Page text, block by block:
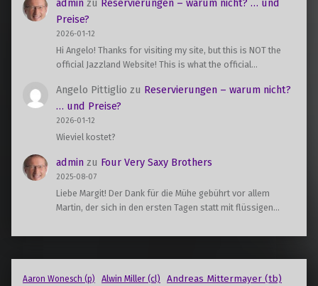
admin zu Reservierungen – warum nicht? … und
Preise?
2026-01-12
Hi Angelo! Thanks for visiting my site, but this is NOT the
official Jazzland Website! This is what the official…
Angelo Pittiglio zu Reservierungen – warum nicht?
… und Preise?
2026-01-12
Wieviel kostet?
admin zu Four Very Saxy Brothers
2025-08-07
Liebe Margit! Der Dank für die Mühe gebührt vor allem
Martin, der sich in den ersten Tagen statt mit flüssigen…
Aaron Wonesch (p) Alwin Miller (cl) Andreas Mittermayer (tb)